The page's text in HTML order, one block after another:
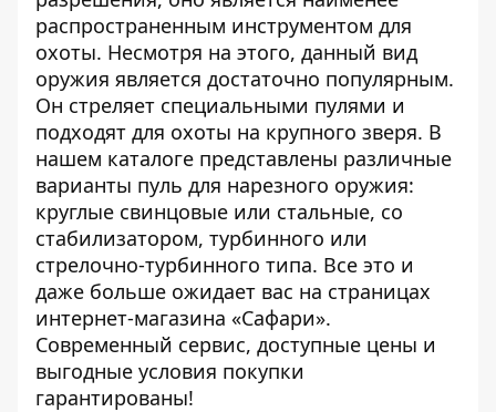
распространенным инструментом для
охоты. Несмотря на этого, данный вид
оружия является достаточно популярным.
Он стреляет специальными пулями и
подходят для охоты на крупного зверя. В
нашем каталоге представлены различные
варианты пуль для нарезного оружия:
круглые свинцовые или стальные, со
стабилизатором, турбинного или
стрелочно-турбинного типа. Все это и
даже больше ожидает вас на страницах
интернет-магазина «Сафари».
Современный сервис, доступные цены и
выгодные условия покупки
гарантированы!